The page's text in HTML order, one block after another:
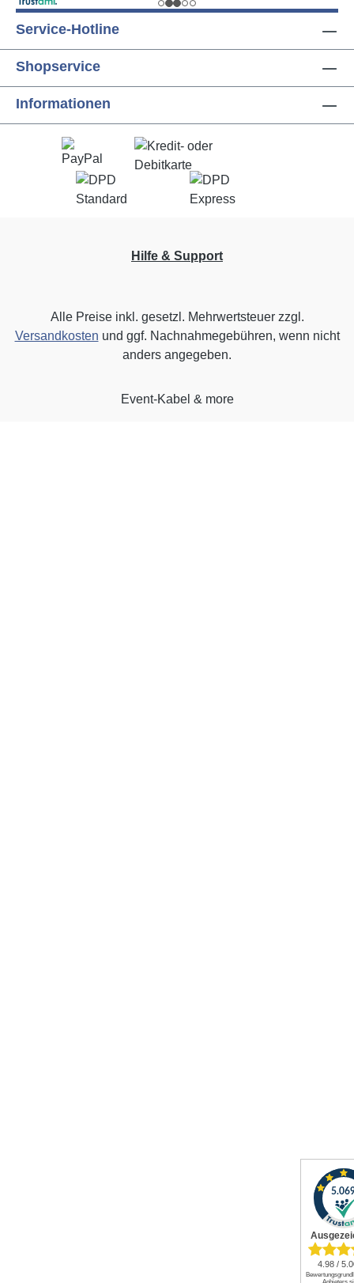
Service-Hotline
Shopservice
Informationen
Hilfe & Support
Alle Preise inkl. gesetzl. Mehrwertsteuer zzgl.
Versandkosten und ggf. Nachnahmegebühren, wenn nicht
anders angegeben.
Event-Kabel & more